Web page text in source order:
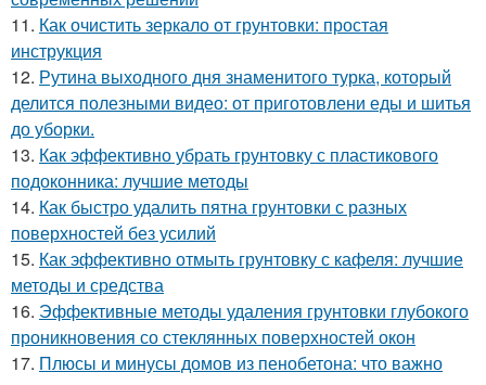
11. Как очистить зеркало от грунтовки: простая
инструкция
12. Рутина выходного дня знаменитого турка, который
делится полезными видео: от приготовлени еды и шитья
до уборки.
13. Как эффективно убрать грунтовку с пластикового
подоконника: лучшие методы
14. Как быстро удалить пятна грунтовки с разных
поверхностей без усилий
15. Как эффективно отмыть грунтовку с кафеля: лучшие
методы и средства
16. Эффективные методы удаления грунтовки глубокого
проникновения со стеклянных поверхностей окон
17. Плюсы и минусы домов из пенобетона: что важно